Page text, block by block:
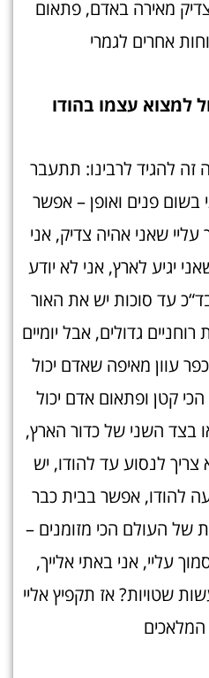
מאירה באדם, פתאום
אחרים לגמרי
למצוא עצמו בהודו
להגיד לרבינו: תתעבר
בשום פנים ואופן – אפשר
שאני אהיה צדיק, אני
יגיע לארץ, אני לא יודע
עד סוכות יש את האור
גדולים, אבל יומיים
עוון מאיפה שאדם יכול
קטן ופתאום אדם יכול
בצד השני של כדור הארץ,
צריך לנסוע עד להודו, יש
להודו, אפשר בבית כבר
של העולם הכי מזומנים –
עליי, אני באתי אלייך,
שטויות? אז תקפיץ אליי